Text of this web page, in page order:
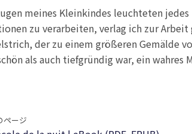
meines Kleinkindes leuchteten
zu verarbeiten, verlag ich zur
der zu einem größeren Gemälde
als auch tiefgründig war, ein
ページ